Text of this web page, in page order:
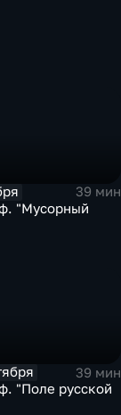
39 мин
"Мусорный
39 мин
"Поле русской